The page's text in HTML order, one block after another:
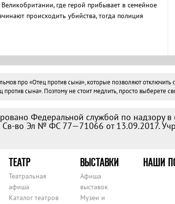
где герой прибывает в семейное
происходить убийства, тогда полиция
про «Отец против сына», которые позволяют отключить
сына». Поэтому не стоит медлить, просто выберете
Федеральной службой по надзору
во Эл № ФС 77—71066 от 13.09.2017.
ТЕАТР
Театральная
афиша
Каталог театров
ВЫСТАВКИ
Афиша
выставок
Музеи и
НАШИ